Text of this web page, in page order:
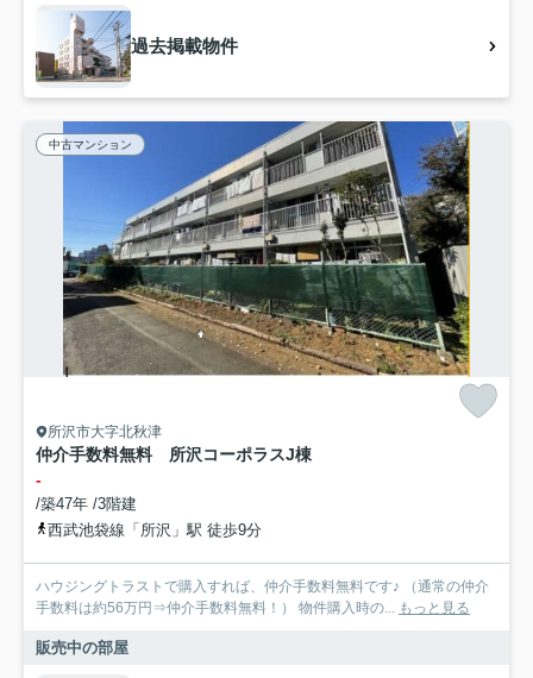
過去掲載物件
中古マンション
所沢市大字北秋津
仲介手数料無料 所沢コーポラスJ棟
-
/築47年 /3階建
西武池袋線「所沢」駅 徒歩9分
ハウジングトラストで購入すれば、仲介手数料無料です♪ （通常の仲介
手数料は約56万円⇒仲介手数料無料！） 物件購入時の... もっと見る
販売中の部屋